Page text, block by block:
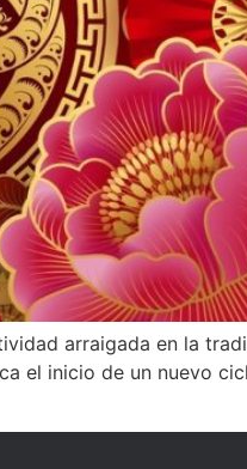
arraigada en la
el inicio de un nuevo